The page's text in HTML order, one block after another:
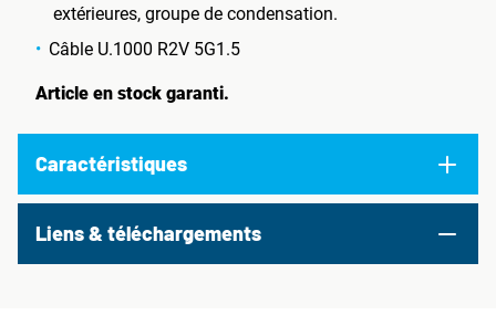
extérieures, groupe de condensation.
Câble U.1000 R2V 5G1.5
Article en stock garanti.
Caractéristiques
Liens & téléchargements